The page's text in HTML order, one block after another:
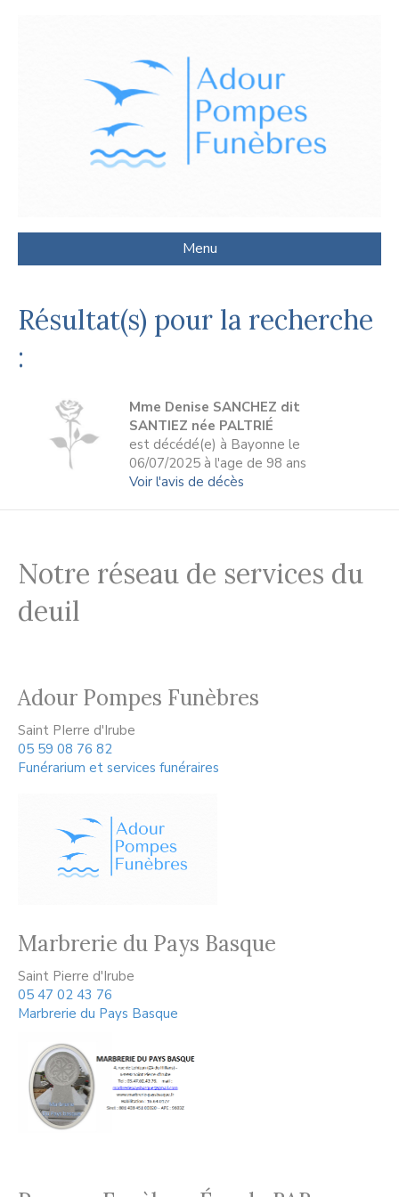
Menu
Résultat(s) pour la recherche
:
Mme Denise SANCHEZ dit
SANTIEZ née PALTRIÉ
est décédé(e) à Bayonne le
06/07/2025 à l'age de 98 ans
Voir l'avis de décès
Notre réseau de services du
deuil
Adour Pompes Funèbres
Saint PIerre d'Irube
05 59 08 76 82
Funérarium et services funéraires
Marbrerie du Pays Basque
Saint Pierre d'Irube
05 47 02 43 76
Marbrerie du Pays Basque